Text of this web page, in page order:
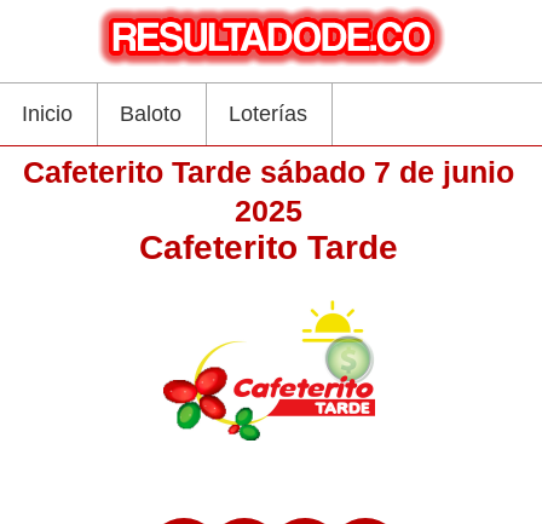
Inicio Baloto Loterías
Cafeterito Tarde sábado 7 de junio
2025
Cafeterito Tarde